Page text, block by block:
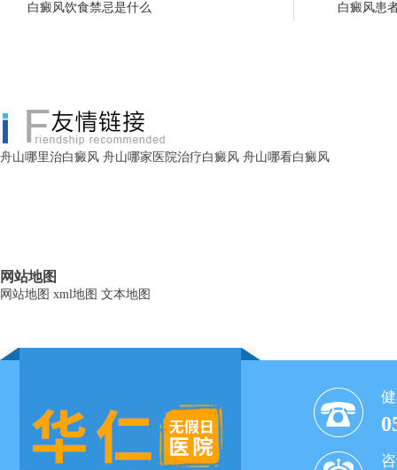
白癜风饮食禁忌是什么
白癜风患
舟山哪里治白癜风 舟山哪家医院治疗白癜风 舟山哪看白癜风
网站地图
网站地图 xml地图 文本地图